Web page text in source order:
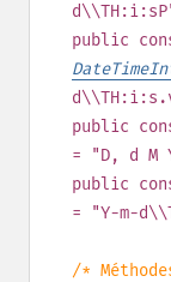
public
public
= "D, d M
public
= "Y-m-
/*